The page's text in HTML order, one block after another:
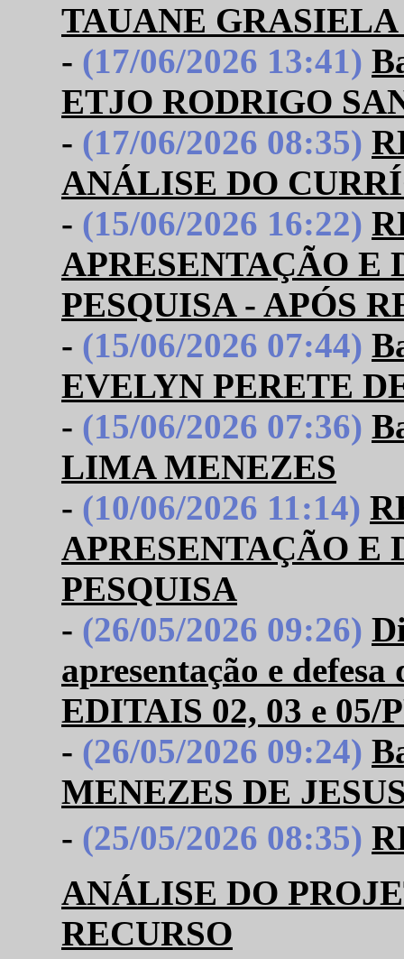
TAUANE GRASIELA
- (17/06/2026 13:41)
ETJO RODRIGO
- (17/06/2026 08:35)
ANÁLISE DO
- (15/06/2026 16:22)
APRESENTAÇÃO E
PESQUISA - APÓS
- (15/06/2026 07:44)
EVELYN PERETE
- (15/06/2026 07:36)
LIMA MENEZES
- (10/06/2026 11:14)
APRESENTAÇÃO E
PESQUISA
- (26/05/2026 09:26)
apresentação e
EDITAIS 02, 03 e 05/
- (26/05/2026 09:24)
MENEZES DE
- (25/05/2026 08:35)
ANÁLISE DO
RECURSO